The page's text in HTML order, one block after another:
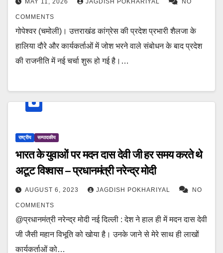
COMMENTS
गोपेश्वर (चमोली)। उत्तराखंड कांग्रेस की प्रदेश प्रभारी शैलजा के
हालिया दौरे और कार्यकर्ताओं में जोश भरने वाले संबोधन के बाद प्रदेश
की राजनीति में नई चर्चा शुरू हो गई है।…
राष्ट्रीय सम्पादकीय
भारत के युवाओं पर मदन दास देवी जी हर समय करते थे
अटूट विश्वास – प्रधानमंत्री नरेन्द्र मोदी
AUGUST 6, 2023 JAGDISH POKHARIYAL NO
COMMENTS
@प्रधानमंत्री नरेन्द्र मोदी नई दिल्ली : देश ने हाल ही में मदन दास देवी
जी जैसी महान विभूति को खोया है। उनके जाने से मेरे साथ ही लाखों
कार्यकर्ताओं को…